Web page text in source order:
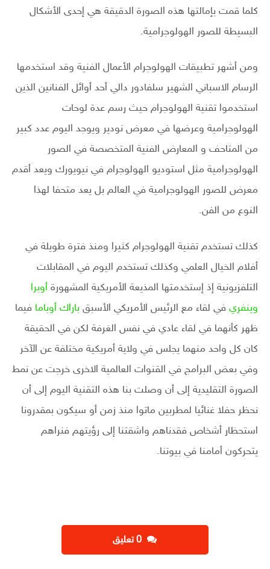
كلما قمت بإمالتها هذه الصورة الدقيقة هي إحدى الأشكال
البسيطة للصور الهولوجرامية.
ومن أشهر تطبيقات الهولوجرام الأعمال الفنية وقد استخدمها
الرسام الاسباني الشهير سلفادور دالي أحد أوائل الفنانين الذين
استخدموا تقنية الهولوجرام حيث رسم عدة لوحات
الهولوجرامية وعرضها في معرض نودير ويوجد اليوم عدد كبير
من المتاحف و المعارض الفنية المتخصصة في الصور
الهولوجرامية مثل استوديو الهولوجرام في نيويورك ويعد أقدم
معرض للصور الهولوجرامية في العالم بل يعد متحفا لهذا
النوع من الفن.
كذلك تستخدم تقنية الهولوجرام كثيرا ومنذ فترة طويلة في
أفلام الخيال العلمي وكذلك تستخدم اليوم في المقابلات
التلفزيونية إذ إستخدمتها المذيعة الأمريكية المشهورة أوبرا
وينفري في لقاء مع الرئيس الأمريكي الأسبق باراك أوباما فيما
ظهر كأنهما في لقاء عادي في نفس الغرفة لكن في الحقيقة
كان كل واحد منهما يجلس في ولاية أمريكية مختلفة عن الآخر
وفي بعض البرامج في القنوات العالمية الاخرى خرجت عن نمط
الصورة التقليدية إلى أن وصلت بنا هذه التقنية اليوم إلى أن
نحظر حفلا غنائيا لمطربين ماتوا منذ زمن أو سيكون بمقدرونا
استحظار أشخاص فقدناهم واشقتنا إلى رؤيتهم فنراهم
يتحركون أمامنا في بيوتنا.